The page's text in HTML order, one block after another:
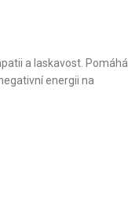
a laskavost. Pomáhá
energii na